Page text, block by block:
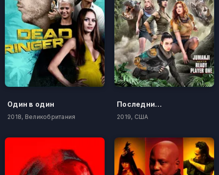
Один в один
2018, Великобритания
Последний уровень: Побег из Ранкалы
2019, США